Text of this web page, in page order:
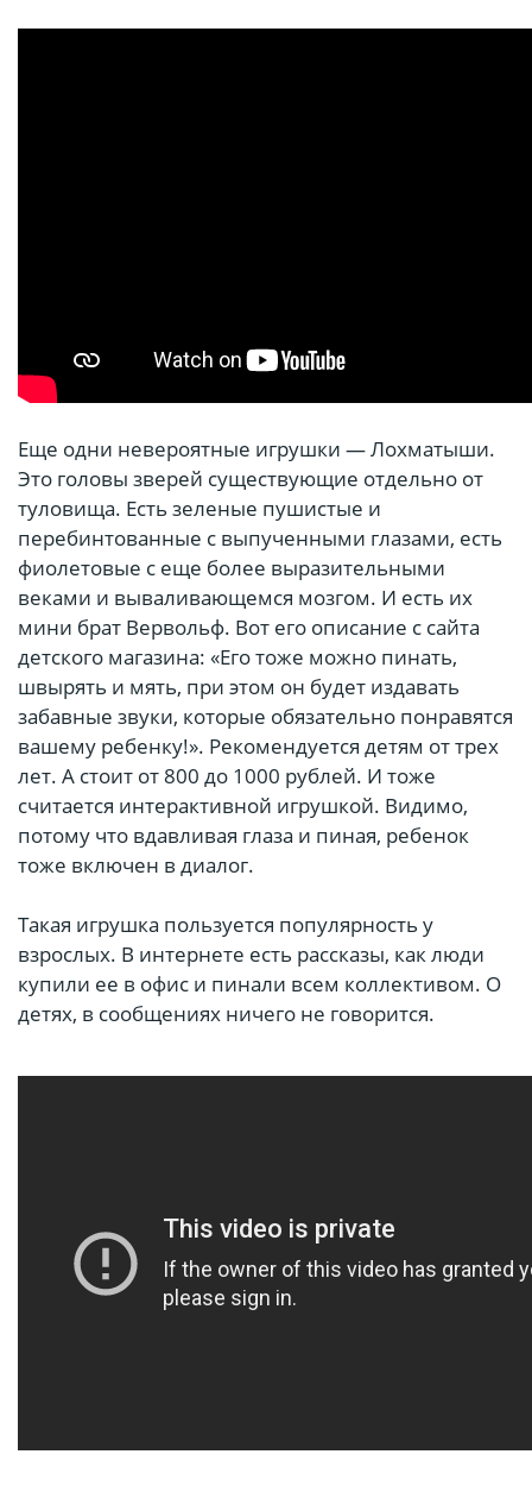
Еще одни невероятные игрушки — Лохматыши.
Это головы зверей существующие отдельно от
туловища. Есть зеленые пушистые и
перебинтованные с выпученными глазами, есть
фиолетовые с еще более выразительными
веками и вываливающемся мозгом. И есть их
мини брат Вервольф. Вот его описание с сайта
детского магазина: «Его тоже можно пинать,
швырять и мять, при этом он будет издавать
забавные звуки, которые обязательно понравятся
вашему ребенку!». Рекомендуется детям от трех
лет. А стоит от 800 до 1000 рублей. И тоже
считается интерактивной игрушкой. Видимо,
потому что вдавливая глаза и пиная, ребенок
тоже включен в диалог.
Такая игрушка пользуется популярность у
взрослых. В интернете есть рассказы, как люди
купили ее в офис и пинали всем коллективом. О
детях, в сообщениях ничего не говорится.